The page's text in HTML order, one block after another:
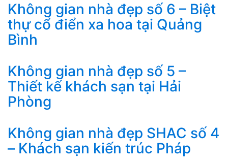
Không gian nhà đẹp số 6 – Biệt
thự cổ điển xa hoa tại Quảng
Bình
Không gian nhà đẹp số 5 –
Thiết kế khách sạn tại Hải
Phòng
Không gian nhà đẹp SHAC số 4
– Khách sạn kiến trúc Pháp